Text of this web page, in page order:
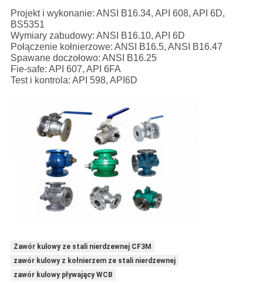
Projekt i wykonanie: ANSI B16.34, API 608, API 6D,
BS5351
Wymiary zabudowy: ANSI B16.10, API 6D
Połączenie kołnierzowe: ANSI B16.5, ANSI B16.47
Spawane doczołowo: ANSI B16.25
Fie-safe: API 607, API 6FA
Test i kontrola: API 598, API6D
Zawór kulowy ze stali nierdzewnej CF3M
zawór kulowy z kołnierzem ze stali nierdzewnej
zawór kulowy pływający WCB